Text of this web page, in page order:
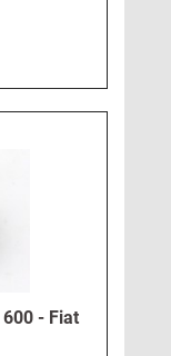
- Fiat